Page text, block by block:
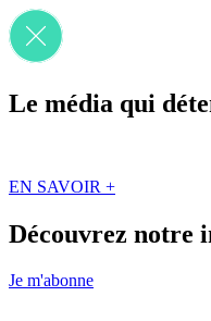
Le média qui
EN SAVOIR +
Découvrez notre
Je m'abonne